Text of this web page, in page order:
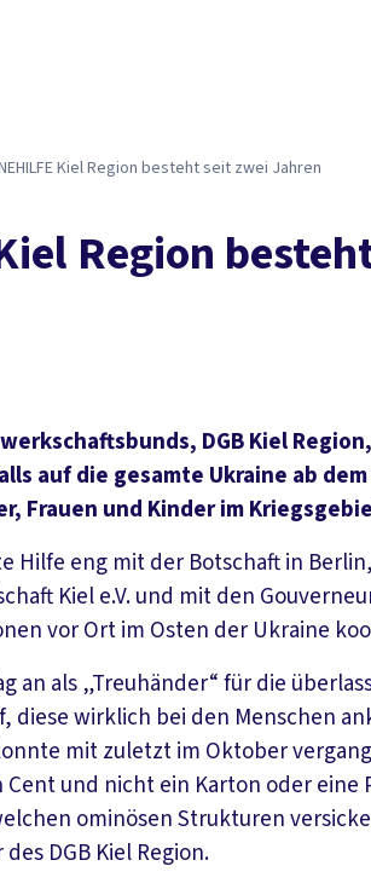
Kiel Region besteht seit zwei Jahren
Region
DGB Kiel
auf die gesamte Ukraine ab
Frauen und Kinder im
Hilfe eng mit der Botschaft in
Kiel e.V. und mit den
vor Ort im Osten der Ukraine
an als „Treuhänder“ für die
diese wirklich bei den Menschen
mit zuletzt im Oktober
und nicht ein Karton oder
ominösen Strukturen
DGB Kiel Region.